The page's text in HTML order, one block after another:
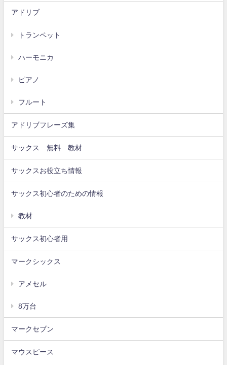
アドリブ
トランペット
ハーモニカ
ピアノ
フルート
アドリブフレーズ集
サックス 無料 教材
サックスお役立ち情報
サックス初心者のための情報
教材
サックス初心者用
マークシックス
アメセル
8万台
マークセブン
マウスピース